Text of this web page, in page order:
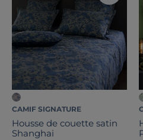
CAMIF SIGNATURE
Housse de couette satin
Shanghai